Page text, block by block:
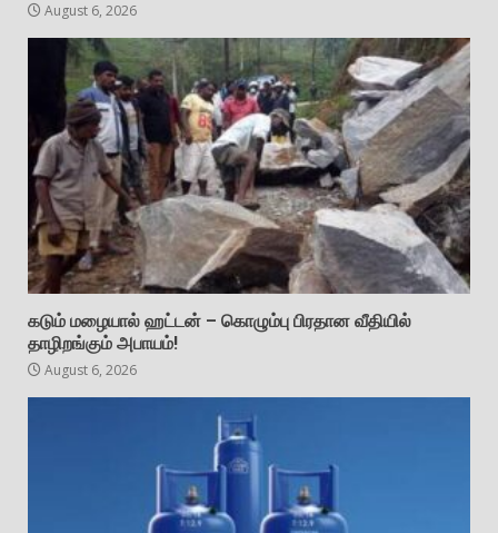
August 6, 2026
கடும் மழையால் ஹட்டன் – கொழும்பு பிரதான வீதியில்
தாழிறங்கும் அபாயம்!
August 6, 2026